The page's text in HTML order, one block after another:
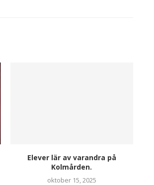
Elever lär av varandra på
Kolmården.
oktober 15, 2025